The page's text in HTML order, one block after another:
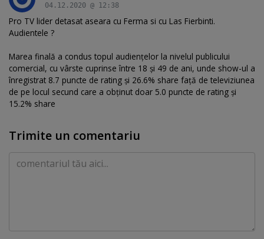
04.12.2020 @ 12:38
Pro TV lider detasat aseara cu Ferma si cu Las Fierbinti.
Audientele ?
Marea finală a condus topul audiențelor la nivelul publicului
comercial, cu vârste cuprinse între 18 și 49 de ani, unde show-ul a
înregistrat 8.7 puncte de rating și 26.6% share față de televiziunea
de pe locul secund care a obţinut doar 5.0 puncte de rating și
15.2% share
Trimite un comentariu
Comentariu